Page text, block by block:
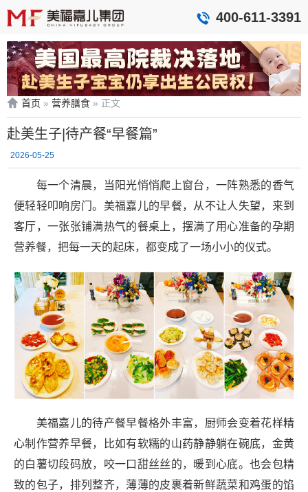
400-611-3391
首页 » 营养膳食 » 正文
赴美生子|待产餐“早餐篇”
2026-05-25
每一个清晨，当阳光悄悄爬上窗台，一阵熟悉的香气
便轻轻叩响房门。美福嘉儿的早餐，从不让人失望，来到
客厅，一张张铺满热气的餐桌上，摆满了用心准备的孕期
营养餐，把每一天的起床，都变成了一场小小的仪式。
美福嘉儿的待产餐早餐格外丰富，厨师会变着花样精
心制作营养早餐，比如有软糯的山药静静躺在碗底，金黄
的白薯切段码放，咬一口甜丝丝的，暖到心底。也会包精
致的包子，排列整齐，薄薄的皮裹着新鲜蔬菜和鸡蛋的馅